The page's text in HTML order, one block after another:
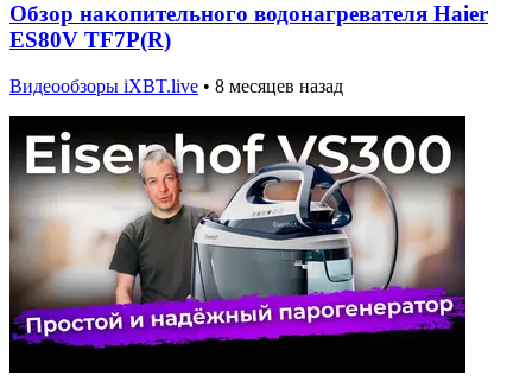
Обзор накопительного водонагревателя Haier
ES80V TF7P(R)
Видеообзоры iXBT.live • 8 месяцев назад